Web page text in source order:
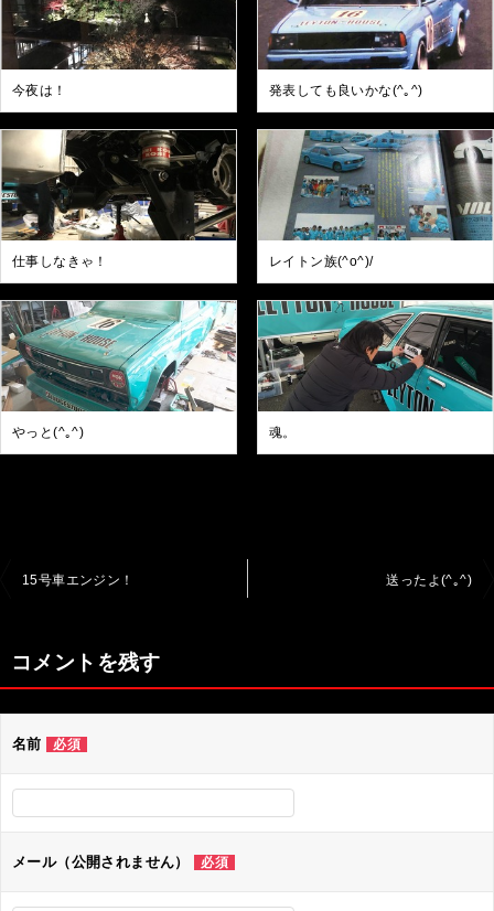
今夜は！ 発表しても良いかな(^｡^)
仕事しなきゃ！ レイトン族(^o^)/
やっと(^｡^) 魂。
ビ
ゲ
ー
シ
ョ
ン
15号車エンジン！ 送ったよ(^｡^)
コメントを残す
名前 必須
メール（公開されません） 必須